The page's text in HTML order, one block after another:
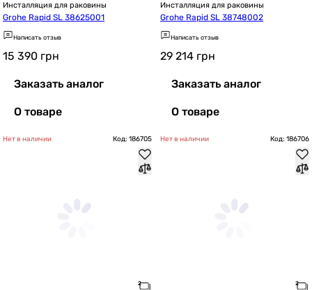
Инсталляция для раковины
Grohe Rapid SL 38625001
Написать отзыв
15 390 грн
Заказать аналог
О товаре
Инсталляция для раковины
Grohe Rapid SL 38748002
Написать отзыв
29 214 грн
Заказать аналог
О товаре
Нет в наличии Код: 186705 Нет в наличии Код: 186706